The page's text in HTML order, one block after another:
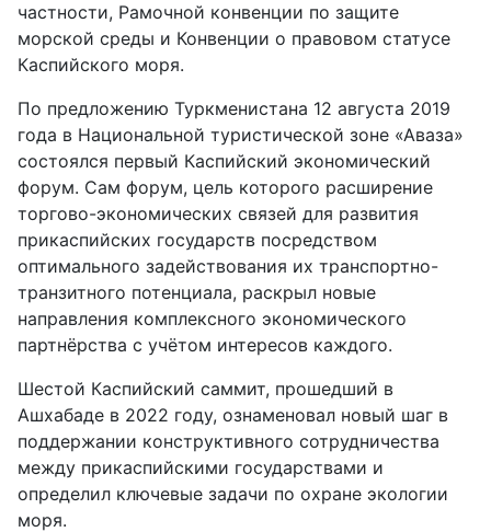
частности, Рамочной конвенции по защите
морской среды и Конвенции о правовом статусе
Каспийского моря.
По предложению Туркменистана 12 августа 2019
года в Национальной туристической зоне «Аваза»
состоялся первый Каспийский экономический
форум. Сам форум, цель которого расширение
торгово-экономических связей для развития
прикаспийских государств посредством
оптимального задействования их транспортно-
транзитного потенциала, раскрыл новые
направления комплексного экономического
партнёрства с учётом интересов каждого.
Шестой Каспийский саммит, прошедший в
Ашхабаде в 2022 году, ознаменовал новый шаг в
поддержании конструктивного сотрудничества
между прикаспийскими государствами и
определил ключевые задачи по охране экологии
моря.